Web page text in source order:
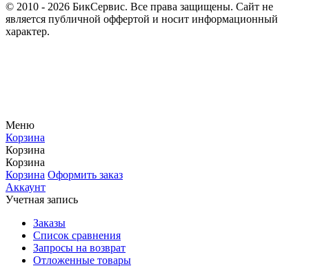
© 2010 - 2026 БикСервис. Все права защищены. Сайт не
является публичной оффертой и носит информационный
характер.
Меню
Корзина
Корзина
Корзина
Корзина Оформить заказ
Аккаунт
Учетная запись
Заказы
Список сравнения
Запросы на возврат
Отложенные товары